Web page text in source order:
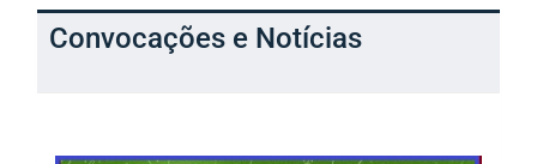
Convocações e Notícias